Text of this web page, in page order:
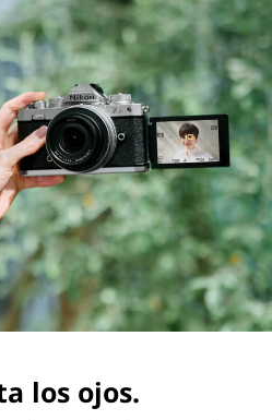
los ojos.